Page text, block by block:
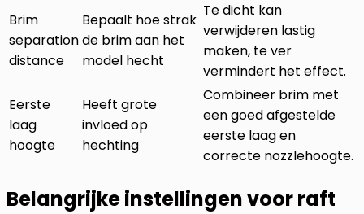
Brim
separation
distance
Bepaalt hoe strak
de brim aan het
model hecht
Te dicht kan
verwijderen lastig
maken, te ver
vermindert het effect.
Eerste
laag
hoogte
Heeft grote
invloed op
hechting
Combineer brim met
een goed afgestelde
eerste laag en
correcte nozzlehoogte.
Belangrijke instellingen voor raft